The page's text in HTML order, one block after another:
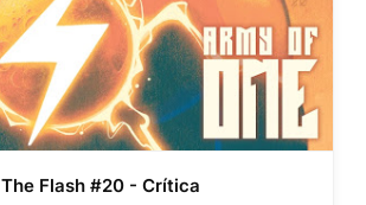
The Flash #20 - Crítica